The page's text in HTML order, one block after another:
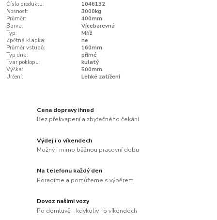
Číslo produktu:
1046132
Nosnost:
3000kg
Průměr:
400mm
Barva:
Vícebarevná
Typ:
Mříž
Zpětná klapka:
ne
Průměr vstupů:
160mm
Typ dna:
přímé
Tvar poklopu:
kulatý
Výška:
500mm
Určení:
Lehké zatížení
Cena dopravy ihned
Bez překvapení a zbytečného čekání
Výdej i o víkendech
Možný i mimo běžnou pracovní dobu
Na telefonu každý den
Poradíme a pomůžeme s výběrem
Dovoz našimi vozy
Po domluvě - kdykoliv i o víkendech